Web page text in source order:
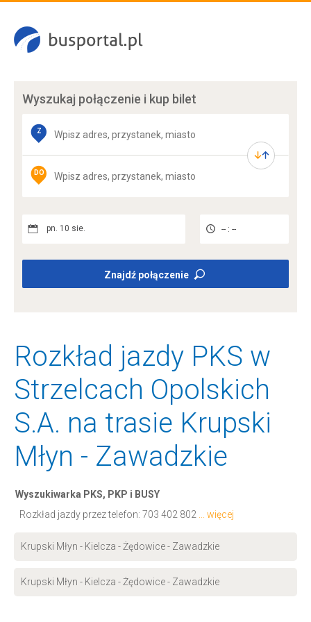
Wyszukaj połączenie i kup bilet
Z
DO
pn. 10 sie. -- : --
Znajdź połączenie
Rozkład jazdy PKS w
Strzelcach Opolskich
S.A. na trasie Krupski
Młyn - Zawadzkie
Wyszukiwarka PKS, PKP i BUSY
Rozkład jazdy przez telefon: 703 402 802 ... więcej
Krupski Młyn - Kielcza - Żędowice - Zawadzkie
Krupski Młyn - Kielcza - Żędowice - Zawadzkie